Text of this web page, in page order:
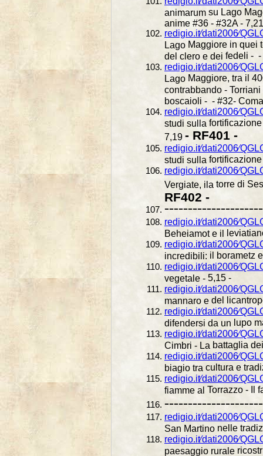
animarum su Lago
anime #36 - #32A -
Lago Maggiore in quei
del clero e dei fedeli - -
Lago Maggiore, tra il
contrabbando - Torriani
boscaioli - - #32-
studi sulla
7,19 - RF401 -
studi sulla
Vergiate, ila torre di
RF402 -
---------------------
Beheiamot e il
incredibili: il borametz
vegetale - 5,15 -
mannaro e del
difendersi da un lupo
Cimbri - La battaglia
biagio tra cultura e
fiamme al Torrazzo - Il
---------------------
San Martino nelle
paesaggio rurale